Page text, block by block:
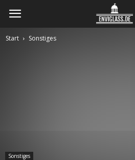
Envi
Start Sonstiges
Sonstiges